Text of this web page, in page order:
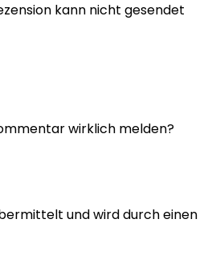
kann nicht gesendet
wirklich melden?
und wird durch einen